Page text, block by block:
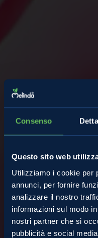
Consenso
Questo sito web
Utilizziamo i cookie per
annunci, per fornire
analizzare il nostro
informazioni sul modo
nostri partner che si
pubblicità e social